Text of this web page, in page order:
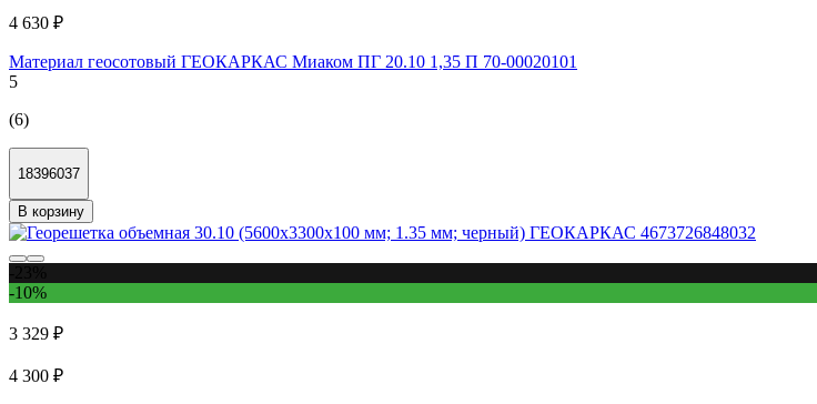
4 630 ₽
Материал геосотовый ГЕОКАРКАС Миаком ПГ 20.10 1,35 П 70-00020101
5
(6)
18396037
В корзину
-10%
3 329 ₽
4 300 ₽